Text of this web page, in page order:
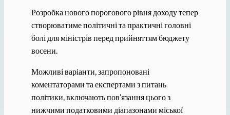
Розробка нового порогового рівня доходу тепер
створюватиме політичні та практичні головні
болі для міністрів перед прийняттям бюджету
восени.
Можливі варіанти, запропоновані
коментаторами та експертами з питань
політики, включають пов’язання цього з
нижчими податковими діапазонами міської